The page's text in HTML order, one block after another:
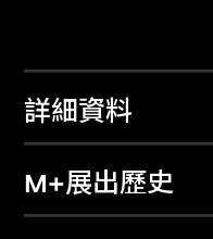
詳細資料
M+展出歷史